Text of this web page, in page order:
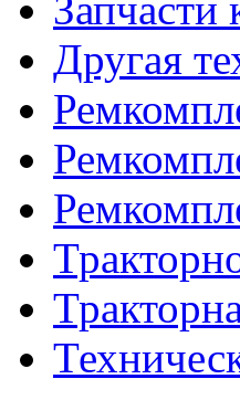
Запчасти
Другая